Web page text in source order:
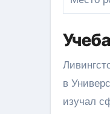
в
изучал